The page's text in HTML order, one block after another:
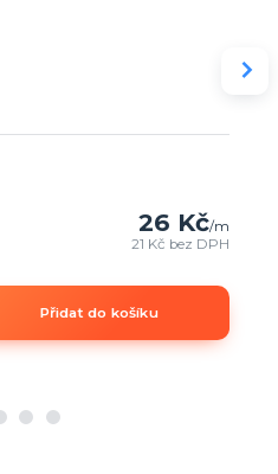
26 Kč/m
21 Kč bez DPH
Přidat do košíku